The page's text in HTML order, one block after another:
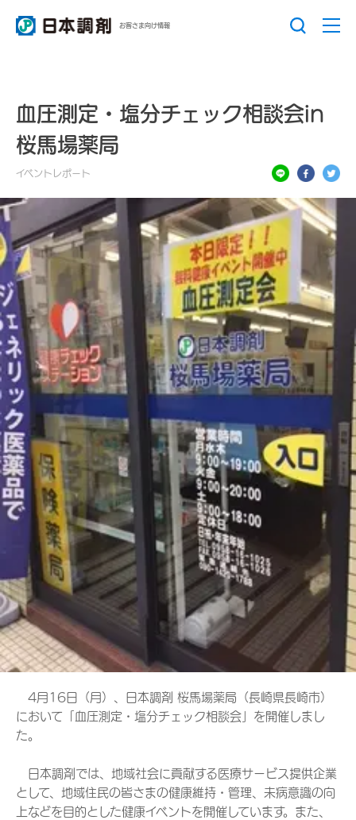
お客さま向け情報
血圧測定・塩分チェック相談会in
桜馬場薬局
イベントレポート
4月16日（月）、日本調剤 桜馬場薬局（長崎県長崎市）
において「血圧測定・塩分チェック相談会」を開催しまし
た。
日本調剤では、地域社会に貢献する医療サービス提供企業
として、地域住民の皆さまの健康維持・管理、未病意識の向
上などを目的とした健康イベントを開催しています。また、